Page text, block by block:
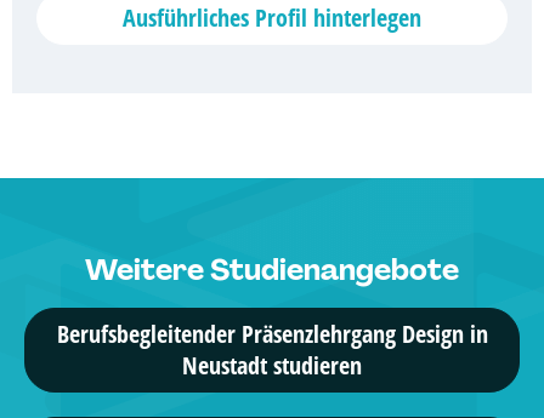
Rheinland-Pfälzische Technische
Digital Media Management, ...
37 Studiengänge
Vitalakademie
Ausführliches Profil hinterlegen
Weitere Studienangebote
Berufsbegleitender Präsenzlehrgang Design in
Neustadt studieren